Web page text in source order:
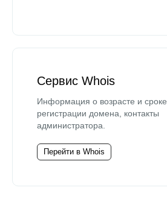
Сервис Whois
Информация о возрасте и сроке
регистрации домена, контакты
администратора.
Перейти в Whois